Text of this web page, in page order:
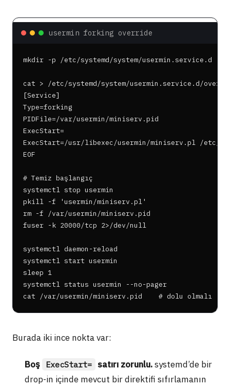
usermin forking override
mkdir -p /etc/systemd/system/usermin.service.d
cat > /etc/systemd/system/usermin.service.d/
[Service]
Type=forking
PIDFile=/var/usermin/miniserv.pid
ExecStart=
ExecStart=/usr/libexec/usermin/miniserv.pl /etc/
EOF
# Temiz başlangıç
systemctl stop usermin
pkill -f 'usermin/miniserv.pl'
rm -f /var/usermin/miniserv.pid
fuser -k 20000/tcp 2>/dev/null
systemctl daemon-reload
systemctl start usermin
sleep 1
systemctl status usermin --no-pager
cat /var/usermin/miniserv.pid    # dolu olmalı
Burada iki ince nokta var:
Boş ExecStart= satırı zorunlu.systemd’de bir
drop-in içinde mevcut bir direktifi sıfırlamanın